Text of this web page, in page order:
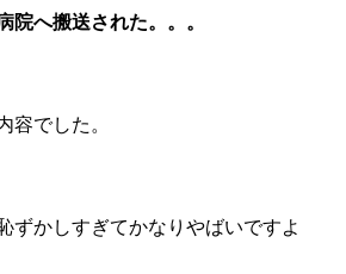
院へ搬送された。。。
容でした。
ずかしすぎてかなりやばいですよ